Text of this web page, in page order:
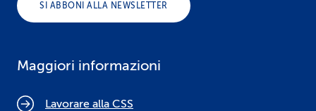
SI ABBONI ALLA NEWSLETTER
Maggiori informazioni
Lavorare alla CSS